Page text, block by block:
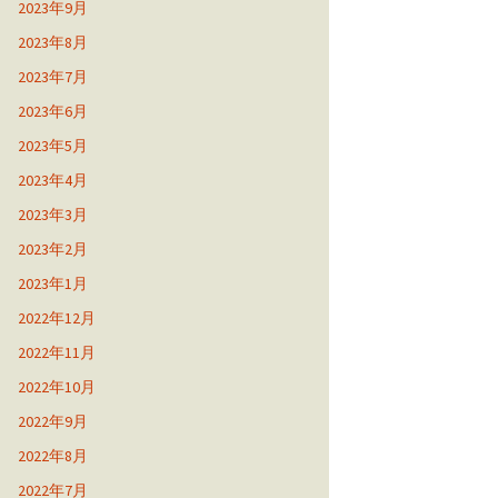
2023年9月
2023年8月
2023年7月
2023年6月
2023年5月
2023年4月
2023年3月
2023年2月
2023年1月
2022年12月
2022年11月
2022年10月
2022年9月
2022年8月
2022年7月